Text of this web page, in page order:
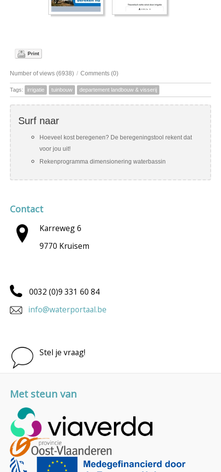
Print
Number of views (6938) / Comments (0)
Tags: irrigatie tuinbouw departement landbouw & visserij
Surf naar
Hoeveel kost beregenen? De beregeningstool rekent dat
voor jou uit!
Rekenprogramma dimensionering waterbassin
Contact
Karreweg 6
9770 Kruisem
0032 (0)9 331 60 84
info@waterportaal.be
Stel je vraag!
Met steun van